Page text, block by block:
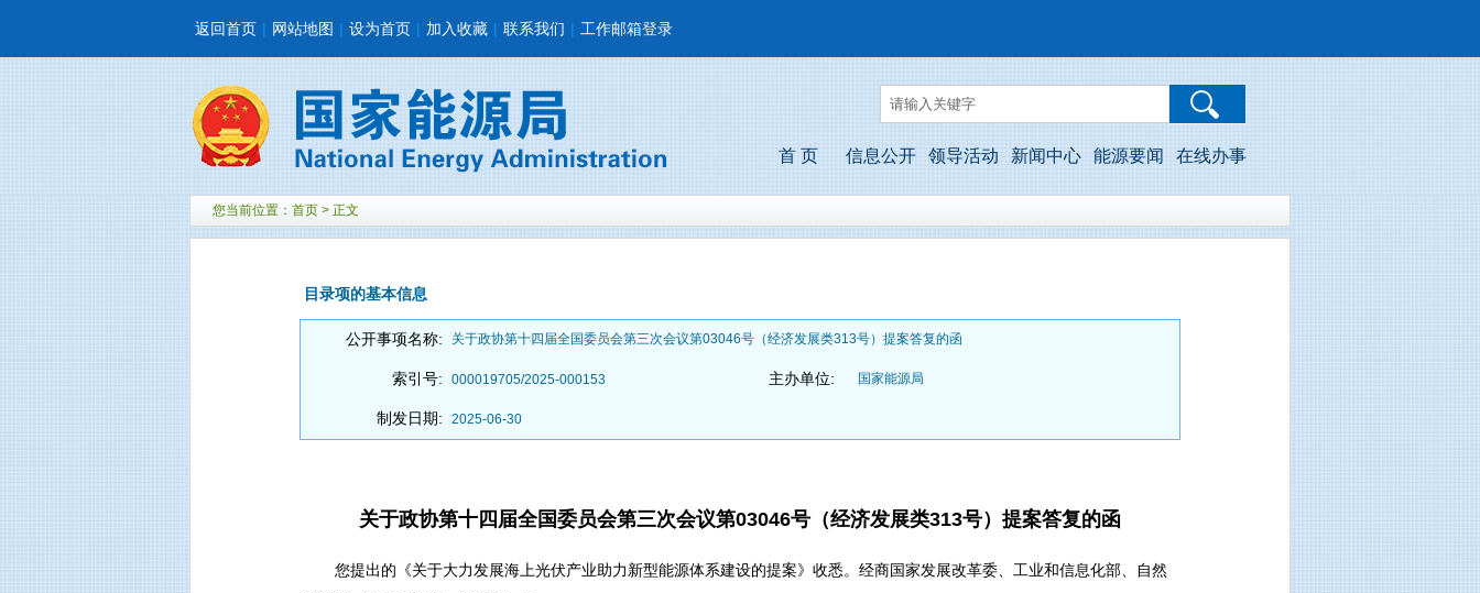
返回首页 | 网站地图 | 设为首页 | 加入收藏 | 联系我们 | 工作邮箱登录
首 页 信息公开 领导活动 新闻中心 能源要闻 在线办事
您当前位置： 首页 > 正文
目录项的基本信息
公开事项名称: 关于政协第十四届全国委员会第三次会议第03046号（经济发展类313号）提案答复的函
索引号: 000019705/2025-000153 主办单位: 国家能源局
制发日期: 2025-06-30
关于政协第十四届全国委员会第三次会议第03046号（经济发展类313号）提案答复的函
您提出的《关于大力发展海上光伏产业助力新型能源体系建设的提案》收悉。经商国家发展改革委、工业和信息化部、自然